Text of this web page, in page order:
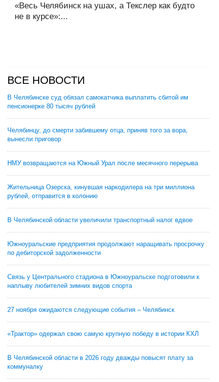
«Весь Челябинск на ушах, а Текслер как будто
не в курсе»:...
ВСЕ НОВОСТИ
В Челябинске суд обязал самокатчика выплатить сбитой им
пенсионерке 80 тысяч рублей
Челябинцу, до смерти забившему отца, приняв того за вора,
вынесли приговор
НМУ возвращаются на Южный Урал после месячного перерыва
Жительница Озерска, кинувшая наркодилера на три миллиона
рублей, отправится в колонию
В Челябинской области увеличили транспортный налог вдвое
Южноуральские предприятия продолжают наращивать просрочку
по дебиторской задолженности
Связь у Центрального стадиона в Южноуральске подготовили к
наплыву любителей зимних видов спорта
27 ноября ожидаются следующие события – Челябинск
«Трактор» одержал свою самую крупную победу в истории КХЛ
В Челябинской области в 2026 году дважды повысят плату за
коммуналку